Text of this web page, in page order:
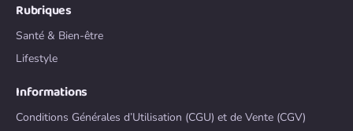
Rubriques
Santé & Bien-être
Lifestyle
Informations
Conditions Générales d’Utilisation (CGU) et de Vente (CGV)